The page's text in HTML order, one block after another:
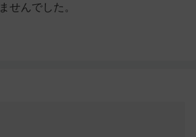
せんでした。